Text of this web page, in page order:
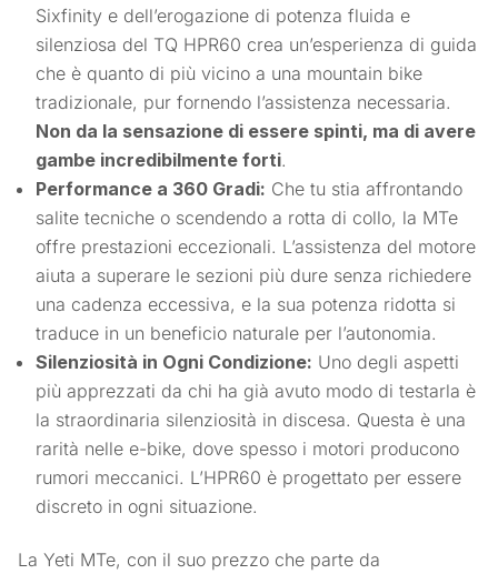
Sixfinity e dell’erogazione di potenza fluida e
silenziosa del TQ HPR60 crea un’esperienza di guida
che è quanto di più vicino a una mountain bike
tradizionale, pur fornendo l’assistenza necessaria.
Non da la sensazione di essere spinti, ma di avere
gambe incredibilmente forti.
Performance a 360 Gradi: Che tu stia affrontando
salite tecniche o scendendo a rotta di collo, la MTe
offre prestazioni eccezionali. L’assistenza del motore
aiuta a superare le sezioni più dure senza richiedere
una cadenza eccessiva, e la sua potenza ridotta si
traduce in un beneficio naturale per l’autonomia.
Silenziosità in Ogni Condizione: Uno degli aspetti
più apprezzati da chi ha già avuto modo di testarla è
la straordinaria silenziosità in discesa. Questa è una
rarità nelle e-bike, dove spesso i motori producono
rumori meccanici. L’HPR60 è progettato per essere
discreto in ogni situazione.
La Yeti MTe, con il suo prezzo che parte da